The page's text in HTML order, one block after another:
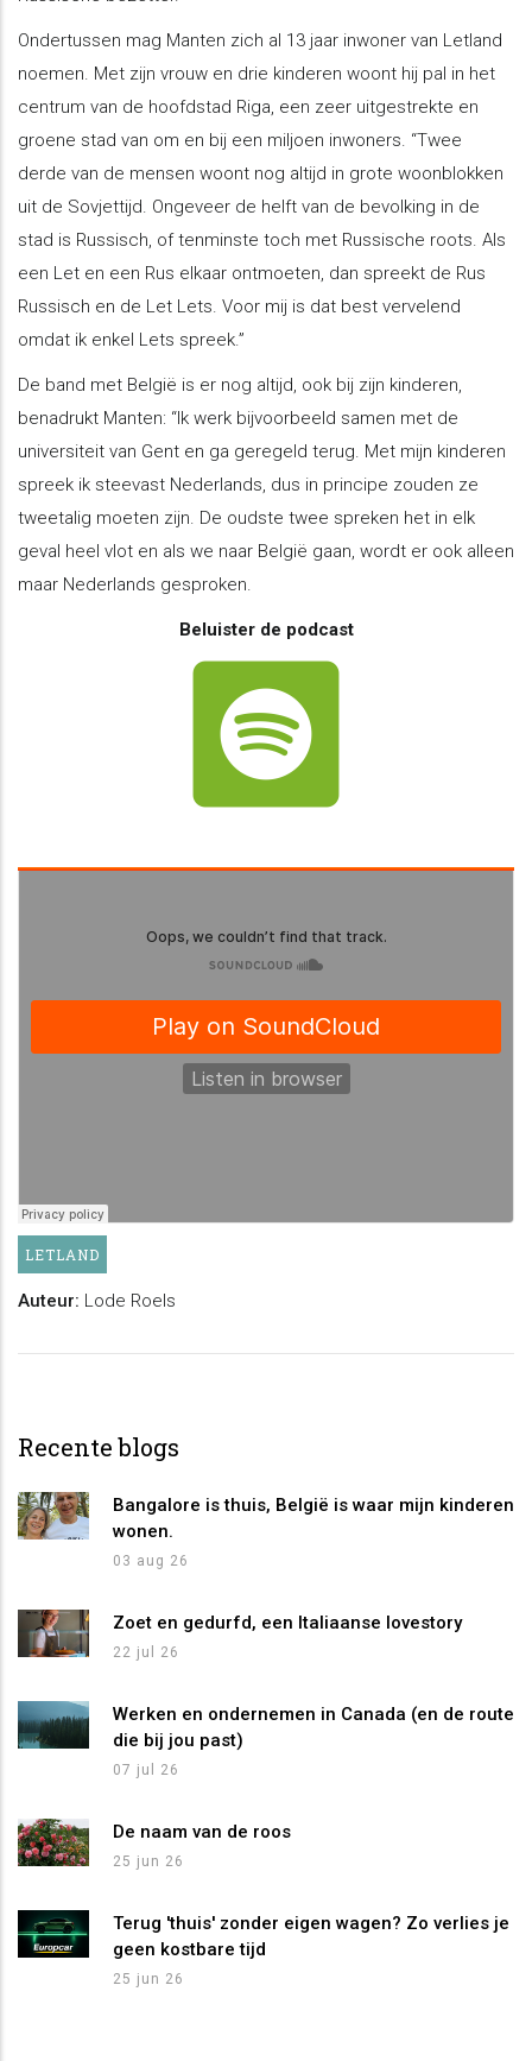
Ondertussen mag Manten zich al 13 jaar inwoner van Letland
noemen. Met zijn vrouw en drie kinderen woont hij pal in het
centrum van de hoofdstad Riga, een zeer uitgestrekte en
groene stad van om en bij een miljoen inwoners. “Twee
derde van de mensen woont nog altijd in grote woonblokken
uit de Sovjettijd. Ongeveer de helft van de bevolking in de
stad is Russisch, of tenminste toch met Russische roots. Als
een Let en een Rus elkaar ontmoeten, dan spreekt de Rus
Russisch en de Let Lets. Voor mij is dat best vervelend
omdat ik enkel Lets spreek.”
De band met België is er nog altijd, ook bij zijn kinderen,
benadrukt Manten: “Ik werk bijvoorbeeld samen met de
universiteit van Gent en ga geregeld terug. Met mijn kinderen
spreek ik steevast Nederlands, dus in principe zouden ze
tweetalig moeten zijn. De oudste twee spreken het in elk
geval heel vlot en als we naar België gaan, wordt er ook alleen
maar Nederlands gesproken.
Beluister de podcast
LETLAND
Auteur: Lode Roels
Recente blogs
Bangalore is thuis, België is waar mijn kinderen
wonen.
03 aug 26
Zoet en gedurfd, een Italiaanse lovestory
22 jul 26
Werken en ondernemen in Canada (en de route
die bij jou past)
07 jul 26
De naam van de roos
25 jun 26
Terug 'thuis' zonder eigen wagen? Zo verlies je
geen kostbare tijd
25 jun 26